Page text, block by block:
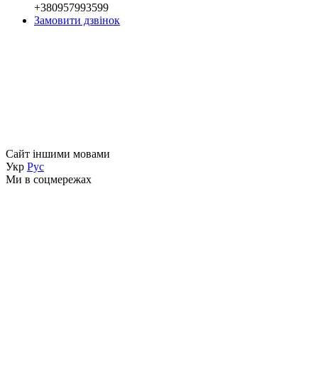
+380957993599
Замовити дзвінок
Сайт іншими мовами
Укр Рус
Ми в соцмережах